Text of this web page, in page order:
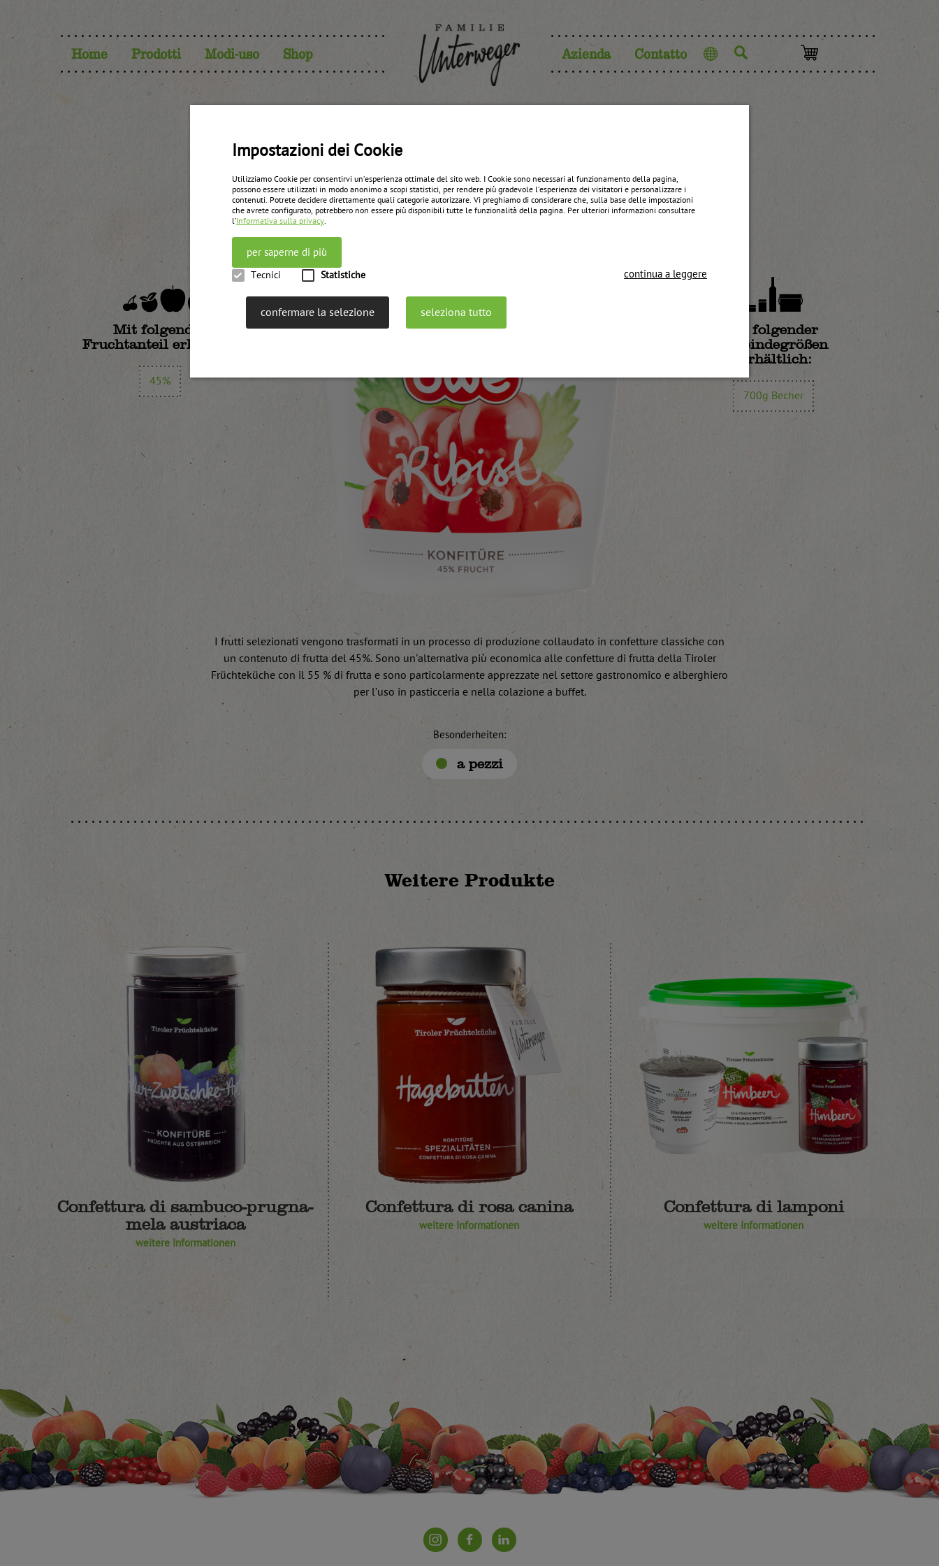
Impostazioni dei Cookie
Utilizziamo Cookie per consentirvi un’esperienza ottimale del sito web. I Cookie sono necessari al funzionamento della pagina,
possono essere utilizzati in modo anonimo a scopi statistici, per rendere più gradevole l’esperienza dei visitatori e personalizzare i
contenuti. Potrete decidere direttamente quali categorie autorizzare. Vi preghiamo di considerare che, sulla base delle impostazioni
che avrete configurato, potrebbero non essere più disponibili tutte le funzionalità della pagina. Per ulteriori informazioni consultare
l’Informativa sulla privacy.
per saperne di più
Tecnici Statistiche continua a leggere
confermare la selezione seleziona tutto
Home Prodotti Modi-uso Shop Azienda Contatto Lingua
Secchio ribes rosso
zurück zur Übersicht
Mit folgendem
Fruchtanteil erhältlich:
45%
In folgender
Gebindegrößen
erhältlich:
700g Becher
I frutti selezionati vengono trasformati in un processo di produzione collaudato in confetture classiche con
un contenuto di frutta del 45%. Sono un’alternativa più economica alle confetture di frutta della Tiroler
Früchteküche con il 55 % di frutta e sono particolarmente apprezzate nel settore gastronomico e alberghiero
per l’uso in pasticceria e nella colazione a buffet.
Besonderheiten:
a pezzi
Weitere Produkte
Confettura di sambuco-prugna-
mela austriaca
weitere Informationen
Confettura di rosa canina
weitere Informationen
Confettura di lamponi
weitere Informationen